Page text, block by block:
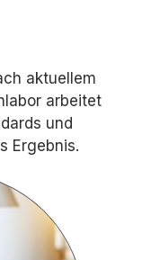
aktuellem
arbeitet
und
Ergebnis.